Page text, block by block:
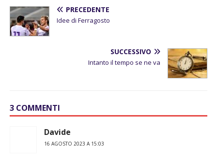
PRECEDENTE
Idee di Ferragosto
SUCCESSIVO
Intanto il tempo se ne va
3 COMMENTI
Davide
16 AGOSTO 2023 A 15:03